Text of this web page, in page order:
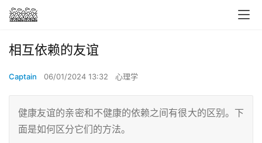
相互依赖的友谊
Captain 06/01/2024 13:32 心理学
健康友谊的亲密和不健康的依赖之间有很大的区别。下
面是如何区分它们的方法。